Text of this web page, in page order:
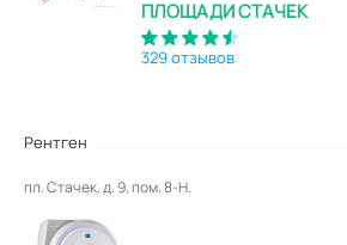
ПЛОЩАДИ СТАЧЕК
329 отзывов
Рентген
пл. Стачек, д. 9, пом. 8-Н.